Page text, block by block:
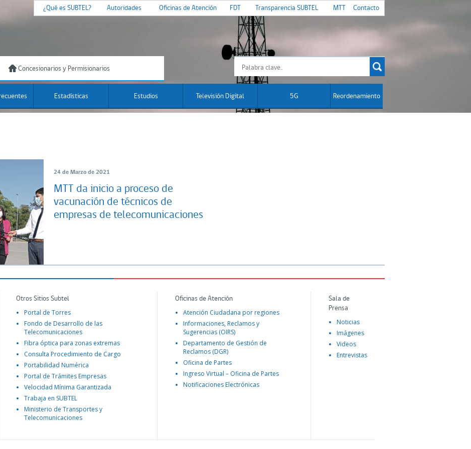
¿Qué es SUBTEL? Autoridades Oficinas de Atención FDT Transparencia SUBTEL MTT Contacto
Concesionarios y Permisionarios
Estadísticas Estudios Televisión Digital 5G Reordenamiento
24 de Marzo de 2021
MTT da inicio a proceso de
vacunación de técnicos de
empresas de telecomunicaciones
Otros Sitios Subtel
Portal de Torres
Fondo de Desarrollo de las
Telecomunicaciones
Fibra óptica para zonas extremas
Consulta Procedimiento de Cargo
Portabilidad Numérica
Portal de Trámites Empresas
Velocidad Mínima Garantizada
Trabaja en SUBTEL
Ministerio de Transportes y
Telecomunicaciones
Oficinas de Atención
Atención Ciudadana por regiones
Informaciones, Reclamos y
Sugerencias (OIRS)
Departamento de Gestión de
Reclamos (DGR)
Oficina de Partes
Ingreso Virtual – Oficina de Partes
Notificaciones Electrónicas
Sala de
Prensa
Noticias
Imágenes
Videos
Entrevistas